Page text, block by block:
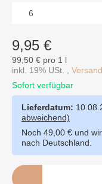
6
9,95 €
99,50 € pro 1 l
inkl. 19% USt. ,
Sofort verfügbar
Lieferdatum:
abweichend)
Noch 49,00 € und
nach Deutschland.